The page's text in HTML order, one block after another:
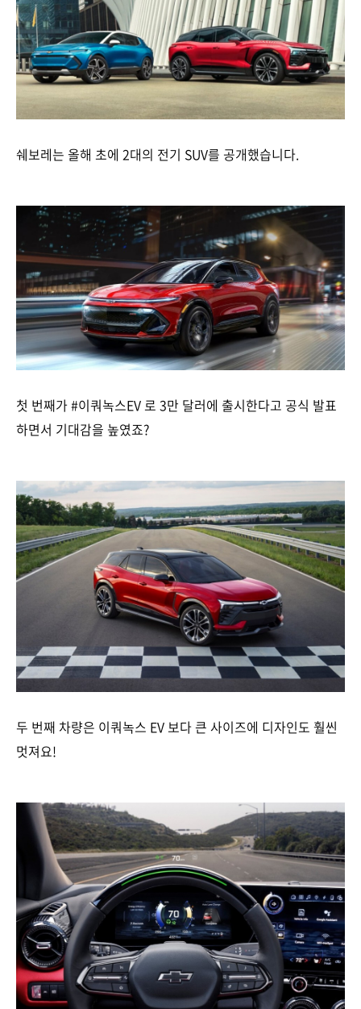
쉐보레는 올해 초에 2대의 전기 SUV를 공개했습니다.
첫 번째가 #이쿼녹스EV 로 3만 달러에 출시한다고 공식 발표
하면서 기대감을 높였죠?
두 번째 차량은 이쿼녹스 EV 보다 큰 사이즈에 디자인도 훨씬
멋져요!